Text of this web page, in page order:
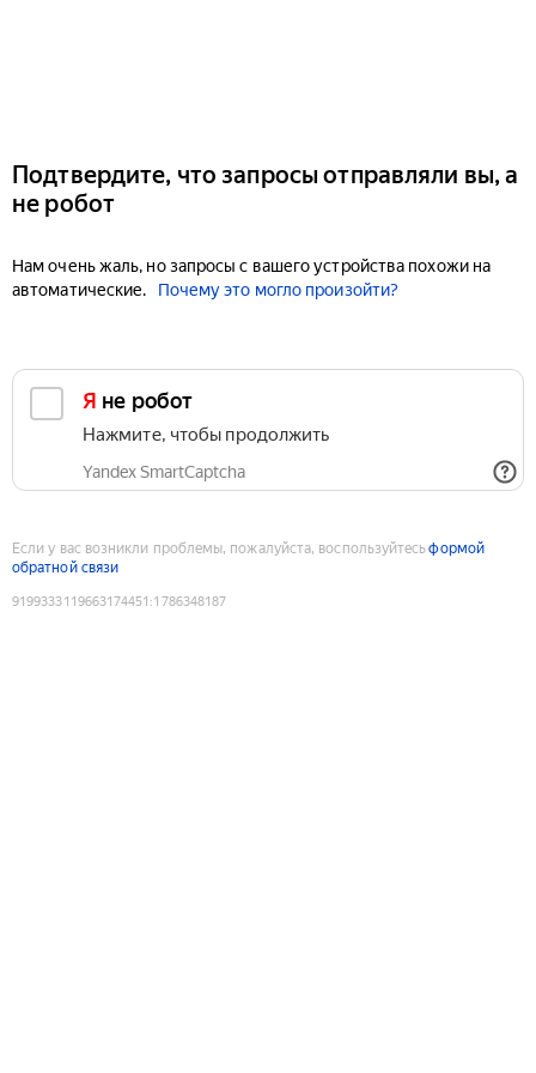
Подтвердите, что запросы отправляли вы, а
не робот
Нам очень жаль, но запросы с вашего устройства похожи на
автоматические.
Почему это могло произойти?
Я не робот
Нажмите, чтобы продолжить
Yandex SmartCaptcha
Если у вас возникли проблемы, пожалуйста, воспользуйтесьформой
обратной связи
9199333119663174451 :1786348187